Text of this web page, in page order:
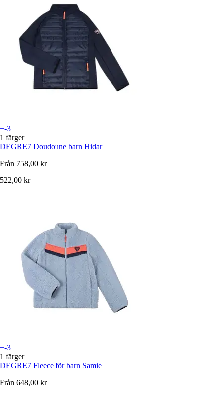
+-3
1 färger
DEGRE7 Doudoune barn Hidar
Från 758,00 kr
522,00 kr
+-3
1 färger
DEGRE7 Fleece för barn Samie
Från 648,00 kr